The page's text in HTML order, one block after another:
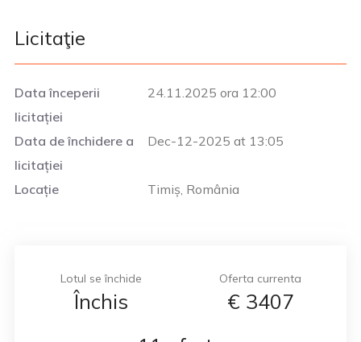
Licitaţie
Data începerii
licitației
24.11.2025 ora 12:00
Data de închidere a
licitației
Dec-12-2025 at 13:05
Locație Timiș, România
Lotul se închide
Închis
Oferta currenta
€ 3407